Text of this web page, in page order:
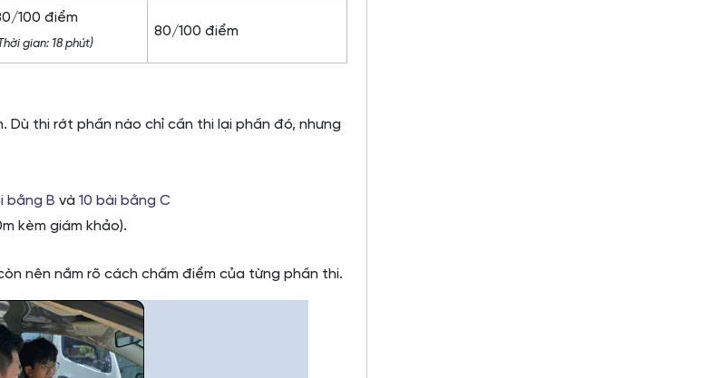
100 điểm
gian: 18 phút)
80/100 điểm
thi rớt phần nào chỉ cần thi lại phần đó, nhưng
bằng B và 10 bài bằng C
kèm giám khảo).
nên nắm rõ cách chấm điểm của từng phần thi.